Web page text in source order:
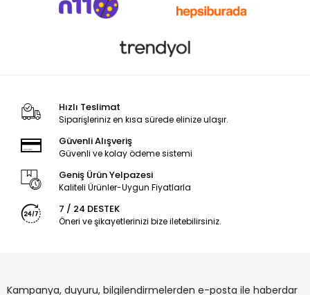
Hızlı Teslimat
Siparişleriniz en kısa sürede elinize ulaşır.
Güvenli Alışveriş
Güvenli ve kolay ödeme sistemi
Geniş Ürün Yelpazesi
Kaliteli Ürünler-Uygun Fiyatlarla
7 / 24 DESTEK
Öneri ve şikayetlerinizi bize iletebilirsiniz.
Kampanya, duyuru, bilgilendirmelerden e-posta ile haberdar